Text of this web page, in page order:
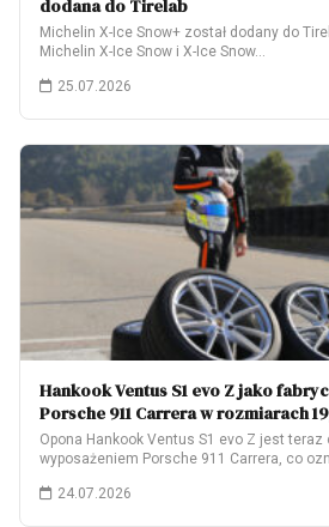
dodana do Tirelab
Michelin X-Ice Snow+ został dodany do
Michelin X-Ice Snow i X-Ice Snow…
25.07.2026
Hankook Ventus S1 evo Z jako
Porsche 911 Carrera w rozmiarach
Opona Hankook Ventus S1 evo Z jest teraz
wyposażeniem Porsche 911 Carrera, co
24.07.2026